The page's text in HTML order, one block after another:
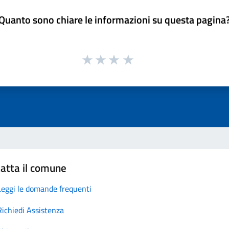
sono chiare le informazioni su questa
il comune
le domande frequenti
Assistenza